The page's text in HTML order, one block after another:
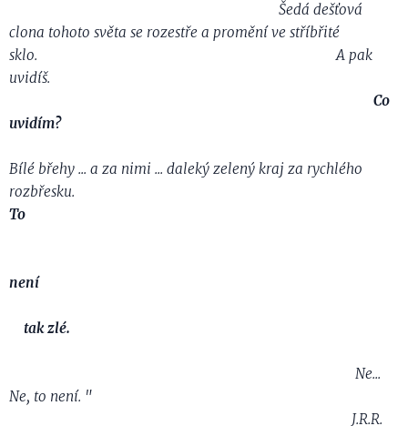
Šedá dešťová
clona tohoto světa se rozestře a promění ve stříbřité
sklo. A pak
uvidíš.
Co
uvidím?
Bílé břehy ... a za nimi ... daleký zelený kraj za rychlého
rozbřesku.
To
není
tak zlé.
Ne...
Ne, to není. "
J.R.R.